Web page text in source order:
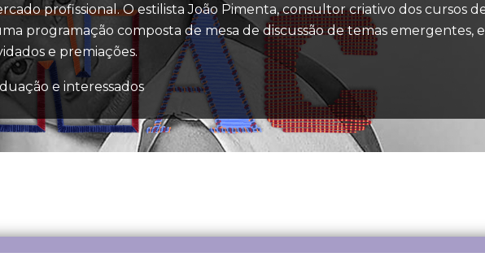
profissional. O estilista João Pimenta, consultor criativo dos cursos
programação composta de mesa de discussão de temas emergentes,
e premiações.
e interessados